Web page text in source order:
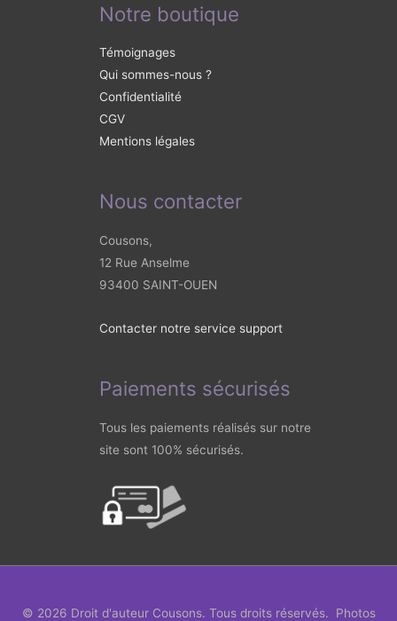
Notre boutique
Témoignages
Qui sommes-nous ?
Confidentialité
CGV
Mentions légales
Nous contacter
Cousons,
12 Rue Anselme
93400 SAINT-OUEN
Contacter notre service support
Paiements sécurisés
Tous les paiements réalisés sur notre
site sont 100% sécurisés.
© 2026 Droit d'auteur Cousons. Tous droits réservés. Photos